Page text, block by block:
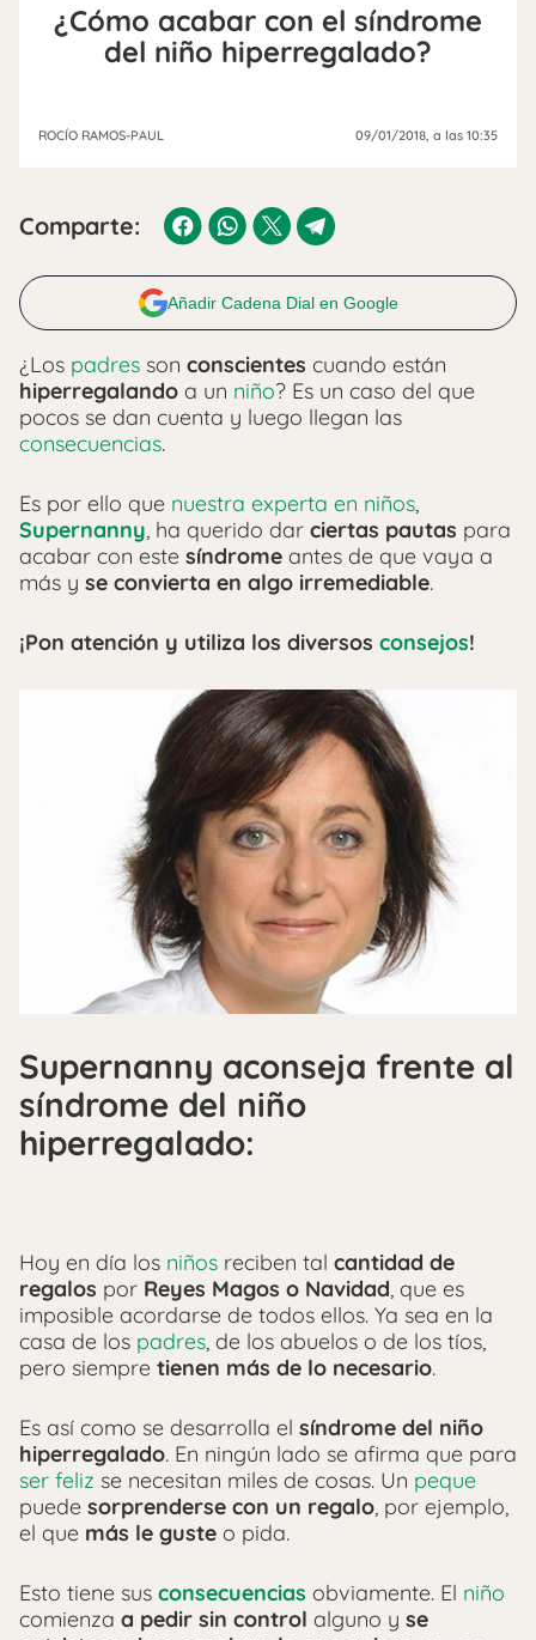
¿Cómo acabar con el síndrome
del niño hiperregalado?
ROCÍO RAMOS-PAUL 09/01/2018 , a las 10:35
Comparte:
Añadir Cadena Dial en Google
¿Los padres son conscientes cuando están
hiperregalando a un niño? Es un caso del que
pocos se dan cuenta y luego llegan las
consecuencias.
Es por ello que nuestra experta en niños,
Supernanny, ha querido dar ciertas pautas para
acabar con este síndrome antes de que vaya a
más y se convierta en algo irremediable.
¡Pon atención y utiliza los diversos consejos!
Supernanny aconseja frente al
síndrome del niño
hiperregalado:
Hoy en día los niños reciben tal cantidad de
regalos por Reyes Magos o Navidad, que es
imposible acordarse de todos ellos. Ya sea en la
casa de los padres, de los abuelos o de los tíos,
pero siempre tienen más de lo necesario.
Es así como se desarrolla el síndrome del niño
hiperregalado. En ningún lado se afirma que para
ser feliz se necesitan miles de cosas. Un peque
puede sorprenderse con un regalo, por ejemplo,
el que más le guste o pida.
Esto tiene sus consecuencias obviamente. El niño
comienza a pedir sin control alguno y se